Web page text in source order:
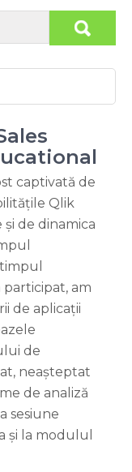
captivată de
Qlik
și de dinamica
am
de aplicații
de
neașteptat
de analiză
sesiune
și la modulul